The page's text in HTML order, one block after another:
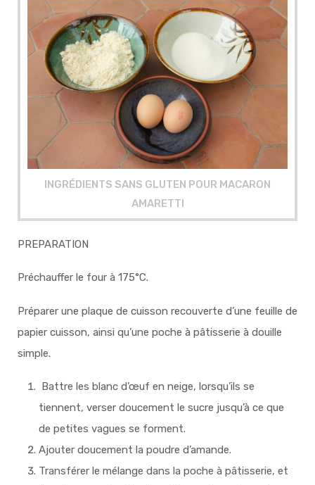
INGRÉDIENTS SANS GLUTEN POUR MACARON
AMARETTI
PREPARATION
Préchauffer le four à 175°C.
Préparer une plaque de cuisson recouverte d’une feuille de
papier cuisson, ainsi qu’une poche à pâtisserie à douille
simple.
Battre les blanc d’œuf en neige, lorsqu’ils se
tiennent, verser doucement le sucre jusqu’à ce que
de petites vagues se forment.
Ajouter doucement la poudre d’amande.
Transférer le mélange dans la poche à pâtisserie, et